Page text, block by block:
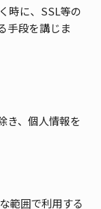
時に、SSL等の
手段を講じま
き、個人情報を
範囲で利用する